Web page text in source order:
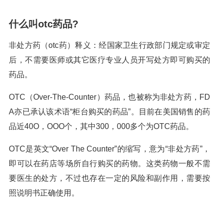
什么叫otc药品?
非处方药（otc药）释义：经国家卫生行政部门规定或审定
后，不需要医师或其它医疗专业人员开写处方即可购买的
药品。
OTC（Over-The-Counter）药品，也被称为非处方药，FD
A亦已承认该术语“柜台购买的药品”。目前在美国销售的药
品近40O，OOO个，其中300，000多个为OTC药品。
OTC是英文“Over The Counter”的缩写，意为“非处方药”，
即可以在药店等场所自行购买的药物。这类药物一般不需
要医生的处方，不过也存在一定的风险和副作用，需要按
照说明书正确使用。